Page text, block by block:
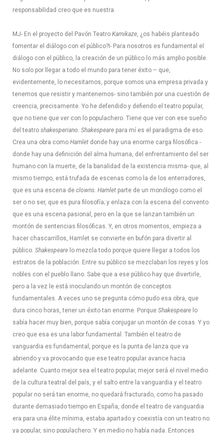
responsabilidad creo que es nuestra.
MJ- En el proyecto del Pavón Teatro Kamikaze, ¿os habéis planteado
fomentar el diálogo con el público? I- Para nosotros es fundamental el
diálogo con el público, la creación de un público lo más amplio posible.
No solo por llegar a todo el mundo para tener éxito – que,
evidentemente, lo necesitamos, porque somos una empresa privada y
tenemos que resistir y mantenernos- sino también por una cuestión de
creencia, precisamente. Yo he defendido y defiendo el teatro popular,
que no tiene que ver con lo populachero. Tiene que ver con ese sueño
del teatro shakesperiano. Shakespeare para mí es el paradigma de eso.
Crea una obra como Hamlet donde hay una enorme carga filosófica -
donde hay una definición del alma humana, del enfrentamiento del ser
humano con la muerte, de la banalidad de la existencia misma- que, al
mismo tiempo, está trufada de escenas como la de los enterradores,
que es una escena de clowns. Hamlet parte de un monólogo como el
ser o no ser, que es pura filosofía; y enlaza con la escena del convento
que es una escena pasional, pero en la que se lanzan también un
montón de sentencias filosóficas. Y, en otros momentos, empieza a
hacer chascarrillos, Hamlet se convierte en bufón para divertir al
público. Shakespeare lo mezcla todo porque quiere llegar a todos los
estratos de la población. Entre su público se mezclaban los reyes y los
nobles con el pueblo llano. Sabe que a ese público hay que divertirle,
pero a la vez le está inoculando un montón de conceptos
fundamentales. A veces uno se pregunta cómo pudo esa obra, que
dura cinco horas, tener un éxito tan enorme. Porque Shakespeare lo
sabía hacer muy bien, porque sabía conjugar un montón de cosas. Y yo
creo que esa es una labor fundamental. También el teatro de
vanguardia es fundamental, porque es la punta de lanza que va
abriendo y va provocando que ese teatro popular avance hacia
adelante. Cuanto mejor sea el teatro popular, mejor será el nivel medio
de la cultura teatral del país, y el salto entre la vanguardia y el teatro
popular no será tan enorme, no quedará fracturado, como ha pasado
durante demasiado tiempo en España, donde el teatro de vanguardia
era para una élite mínima, estaba apartado y coexistía con un teatro no
ya popular, sino populachero. Y en medio no había nada. Entonces